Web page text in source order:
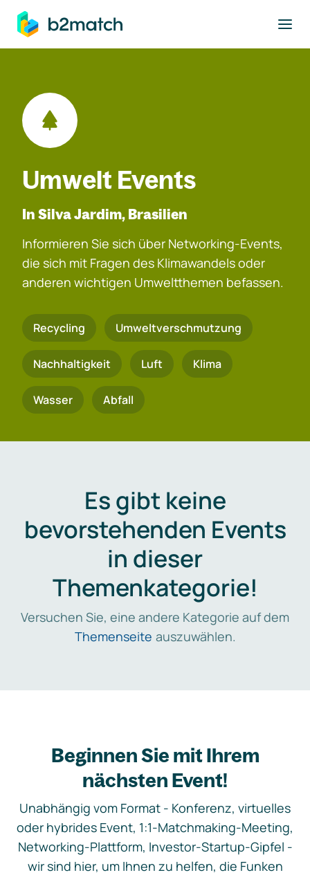
springen
Umwelt Events
In Silva Jardim, Brasilien
Informieren Sie sich über Networking-Events,
die sich mit Fragen des Klimawandels oder
anderen wichtigen Umweltthemen befassen.
Recycling Umweltverschmutzung
Nachhaltigkeit Luft Klima
Wasser Abfall
Es gibt keine
bevorstehenden Events
in dieser
Themenkategorie!
Versuchen Sie, eine andere Kategorie auf dem
Themenseite auszuwählen.
Beginnen Sie mit Ihrem
nächsten Event!
Unabhängig vom Format - Konferenz, virtuelles
oder hybrides Event, 1:1-Matchmaking-Meeting,
Networking-Plattform, Investor-Startup-Gipfel -
wir sind hier, um Ihnen zu helfen, die Funken